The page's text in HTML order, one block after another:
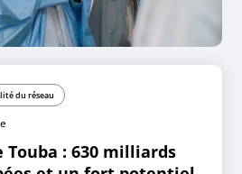
du réseau
Touba : 630 milliards